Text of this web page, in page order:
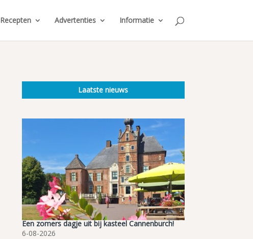
Recepten Advertenties Informatie
Laatste nieuws
Een zomers dagje uit bij kasteel Cannenburch!
6-08-2026